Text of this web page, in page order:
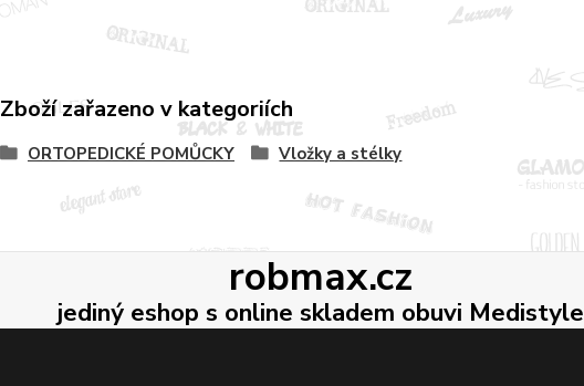
Zboží zařazeno v kategoriích
ORTOPEDICKÉ POMŮCKY Vložky a stélky
robmax.cz
jediný eshop s online skladem obuvi Medistyle